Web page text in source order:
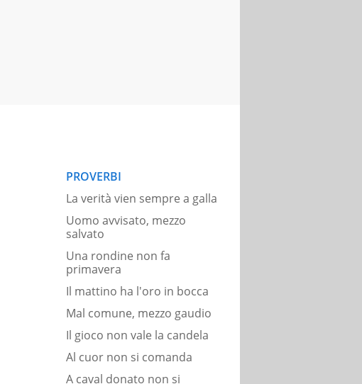
PROVERBI
La verità vien sempre a galla
Uomo avvisato, mezzo
salvato
Una rondine non fa
primavera
Il mattino ha l'oro in bocca
Mal comune, mezzo gaudio
Il gioco non vale la candela
Al cuor non si comanda
A caval donato non si